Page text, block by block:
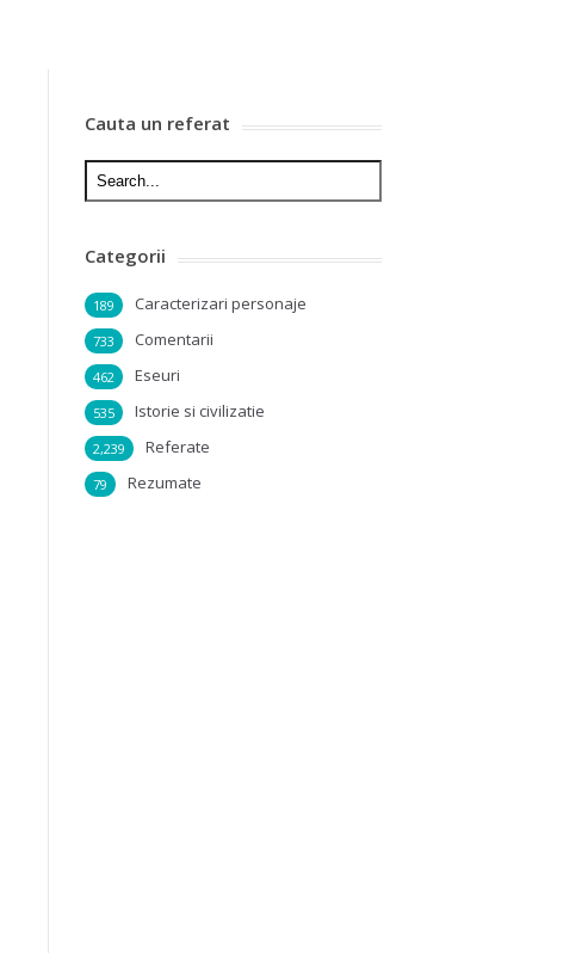
Cauta un referat
Categorii
Caracterizari personaje
189
Comentarii
733
Eseuri
462
Istorie si civilizatie
535
Referate
2,239
Rezumate
79